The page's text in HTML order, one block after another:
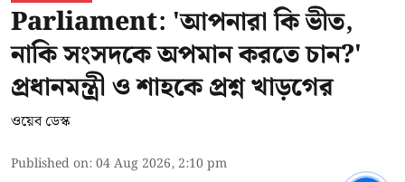
Parliament: 'আপনারা কি ভীত,
নাকি সংসদকে অপমান করতে চান?'
প্রধানমন্ত্রী ও শাহকে প্রশ্ন খাড়গের
ওয়েব ডেস্ক
Published on:04 Aug 2026, 2:10 pm